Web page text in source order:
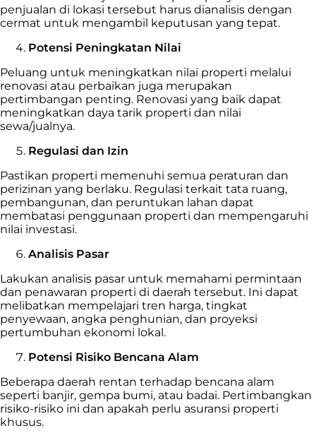
penjualan di lokasi tersebut harus dianalisis dengan
cermat untuk mengambil keputusan yang tepat.
Potensi Peningkatan Nilai
Peluang untuk meningkatkan nilai properti melalui
renovasi atau perbaikan juga merupakan
pertimbangan penting. Renovasi yang baik dapat
meningkatkan daya tarik properti dan nilai
sewa/jualnya.
Regulasi dan Izin
Pastikan properti memenuhi semua peraturan dan
perizinan yang berlaku. Regulasi terkait tata ruang,
pembangunan, dan peruntukan lahan dapat
membatasi penggunaan properti dan mempengaruhi
nilai investasi.
Analisis Pasar
Lakukan analisis pasar untuk memahami permintaan
dan penawaran properti di daerah tersebut. Ini dapat
melibatkan mempelajari tren harga, tingkat
penyewaan, angka penghunian, dan proyeksi
pertumbuhan ekonomi lokal.
Potensi Risiko Bencana Alam
Beberapa daerah rentan terhadap bencana alam
seperti banjir, gempa bumi, atau badai. Pertimbangkan
risiko-risiko ini dan apakah perlu asuransi properti
khusus.